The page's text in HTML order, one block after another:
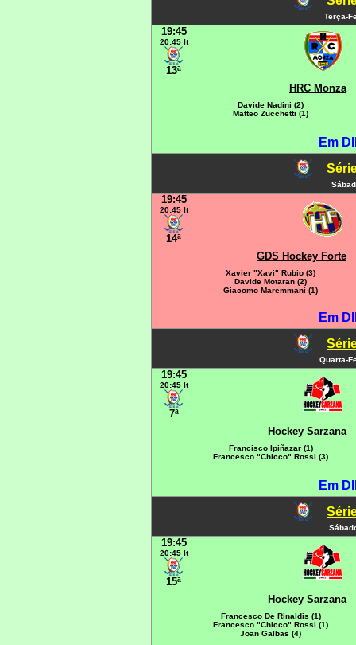
Terça-
19:45
20:45 It
13ª
HRC Monza
Davide Nadini (2)
Matteo Zucchetti (1)
Em
19:45
20:45 It
14ª
GDS Hockey Forte
Xavier "Xavi" Rubio (3)
Davide Motaran (2)
Giacomo Maremmani (1)
Em
Quarta-
19:45
20:45 It
7ª
Hockey Sarzana
Francisco Ipiñazar (1)
Francesco "Chicco" Rossi (3)
Em
19:45
20:45 It
15ª
Hockey Sarzana
Francesco De Rinaldis (1)
Francesco "Chicco" Rossi (1)
Joan Galbas (4)